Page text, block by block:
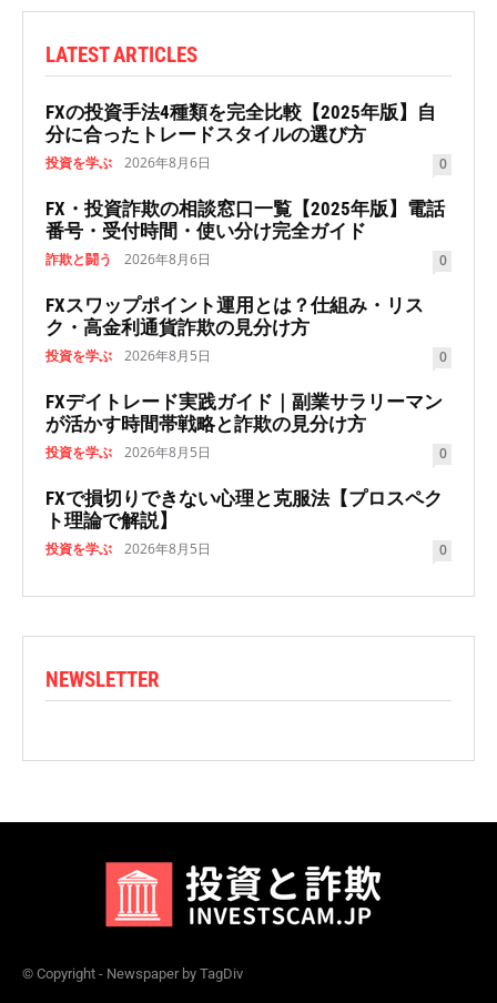
LATEST ARTICLES
FXの投資手法4種類を完全比較【2025年版】自
分に合ったトレードスタイルの選び方
投資を学ぶ 2026年8月6日 0
FX・投資詐欺の相談窓口一覧【2025年版】電話
番号・受付時間・使い分け完全ガイド
詐欺と闘う 2026年8月6日 0
FXスワップポイント運用とは？仕組み・リス
ク・高金利通貨詐欺の見分け方
投資を学ぶ 2026年8月5日 0
FXデイトレード実践ガイド｜副業サラリーマン
が活かす時間帯戦略と詐欺の見分け方
投資を学ぶ 2026年8月5日 0
FXで損切りできない心理と克服法【プロスペク
ト理論で解説】
投資を学ぶ 2026年8月5日 0
NEWSLETTER
© Copyright - Newspaper by TagDiv